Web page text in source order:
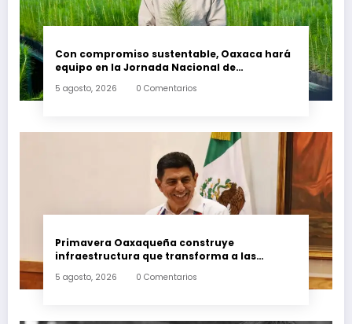
Con compromiso sustentable, Oaxaca hará
equipo en la Jornada Nacional de
5 agosto, 2026 0 Comentarios
Primavera Oaxaqueña construye
infraestructura que transforma a las
5 agosto, 2026 0 Comentarios